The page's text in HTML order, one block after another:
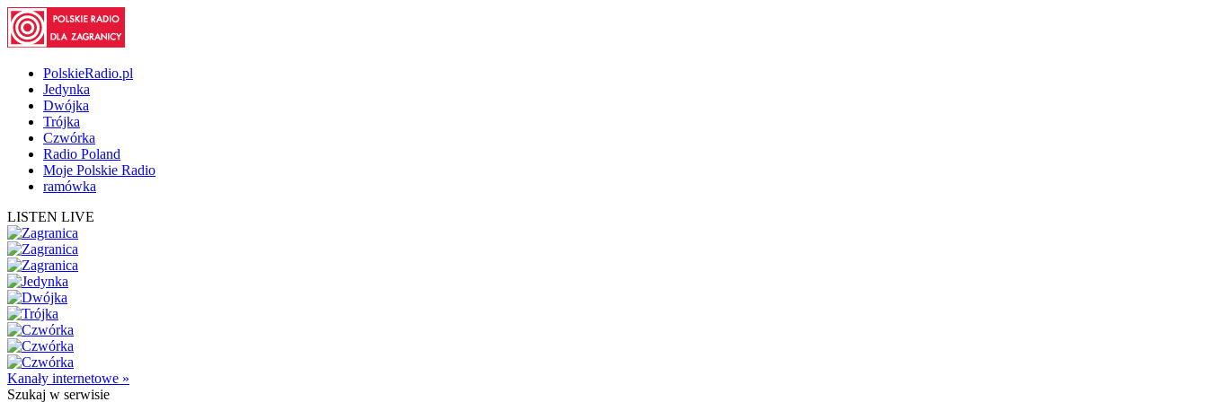
PolskieRadio.pl
Jedynka
Dwójka
Trójka
Czwórka
Radio Poland
Moje Polskie Radio
ramówka
LISTEN LIVE
Kanały internetowe »
Szukaj w serwisie